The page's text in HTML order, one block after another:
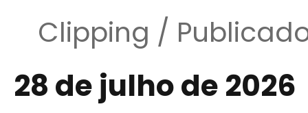
Clipping /
28 de julho de 2026